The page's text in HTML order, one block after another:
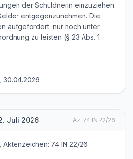
der Schuldnerin einzuziehen
entgegenzunehmen. Die
aufgefordert, nur noch unter
zu leisten (§ 23 Abs. 1
30.04.2026
Juli 2026 Az. 74 IN 22/26
Aktenzeichen: 74 IN 22/26